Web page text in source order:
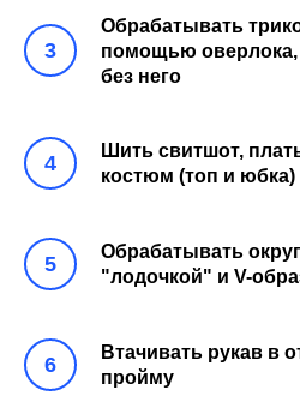
3
Обрабатывать
помощью оверлока,
без него
4
Шить свитшот,
костюм (топ и
5
Обрабатывать
"лодочкой" и V-
6
Втачивать рукав в
пройму